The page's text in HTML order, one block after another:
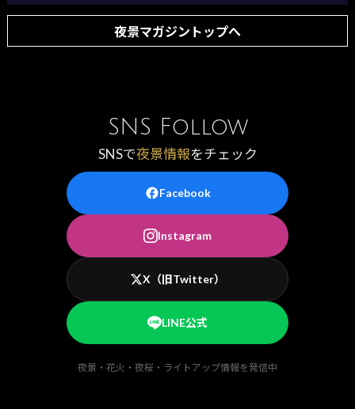
夜景マガジントップへ
SNS Follow
SNSで夜景情報をチェック
Facebook
Instagram
X（旧Twitter）
LINE公式
夜景・花火・夜桜・ライトアップ情報を発信中